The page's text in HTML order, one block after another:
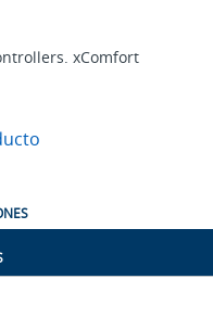
xComfort